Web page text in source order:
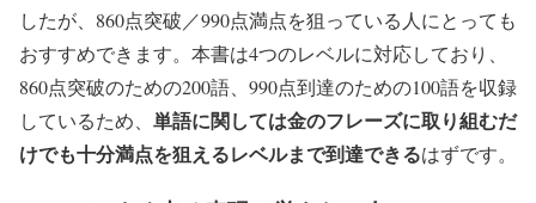
したが、860点突破／990点満点を狙っている人にとっても
おすすめできます。本書は4つのレベルに対応しており、
860点突破のための200語、990点到達のための100語を収録
しているため、 単語に関しては金のフレーズに取り組むだ
けでも十分満点を狙えるレベルまで到達できるはずです。